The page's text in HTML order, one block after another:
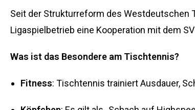
Seit der Strukturreform des Westdeutschen
Ligaspielbetrieb eine Kooperation mit dem
Was ist das Besondere am Tischtennis?
Fitness: Tischtennis trainiert Ausdauer,